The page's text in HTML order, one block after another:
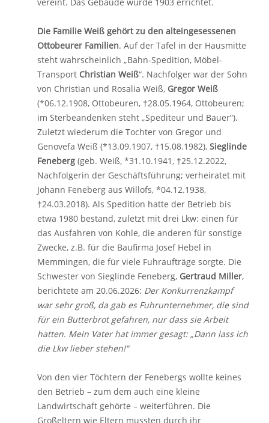
Die Familie Weiß gehört zu den alteingesessenen
Ottobeurer Familien. Auf der Tafel in der Hausmitte
steht wahrscheinlich „Bahn-Spedition, Möbel-
Transport Christian Weiß“. Nachfolger war der Sohn
von Christian und Rosalia Weiß, Gregor Weiß
(*06.12.1908, Ottobeuren, †28.05.1964, Ottobeuren;
im Sterbeandenken steht „Spediteur und Bauer“).
Zuletzt wiederum die Tochter von Gregor und
Genovefa Weiß (*13.09.1907, †15.08.1982), Sieglinde
Feneberg (geb. Weiß, *31.10.1941, †25.12.2022,
Nachfolgerin der Geschäftsführung; verheiratet mit
Johann Feneberg aus Willofs, *04.12.1938,
†24.03.2018). Als Spedition hatte der Betrieb bis
etwa 1980 bestand, zuletzt mit drei Lkw: einen für
das Ausfahren von Kohle, die anderen für sonstige
Zwecke, z.B. für die Baufirma Josef Hebel in
Memmingen, die für viele Fuhraufträge sorgte. Die
Schwester von Sieglinde Feneberg, Gertraud Miller,
berichtete am 20.06.2026: Der Konkurrenzkampf
war sehr groß, da gab es Fuhrunternehmer, die sind
für ein Butterbrot gefahren, nur dass sie Arbeit
hatten. Mein Vater hat immer gesagt: „Dann lass ich
die Lkw lieber stehen!“
Von den vier Töchtern der Fenebergs wollte keines
den Betrieb – zum dem auch eine kleine
Landwirtschaft gehörte – weiterführen. Die
Großeltern wie Eltern mussten durch ihr